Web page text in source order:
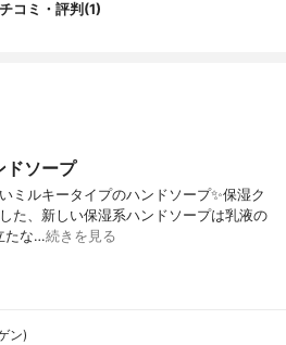
コミ・評判(1)
ドソープ
ミルキータイプのハンドソープ✨保湿ク
た、新しい保湿系ハンドソープは乳液の
たな…続きを見る
ン)